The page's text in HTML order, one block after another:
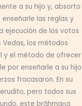
a su hijo y, absorto
las reglas y
ejecución de los votos
los métodos
y el método de ofrecer
por enseñarle a su hijo
fracasaron. En su
pero todos sus
este brāhmaṇa